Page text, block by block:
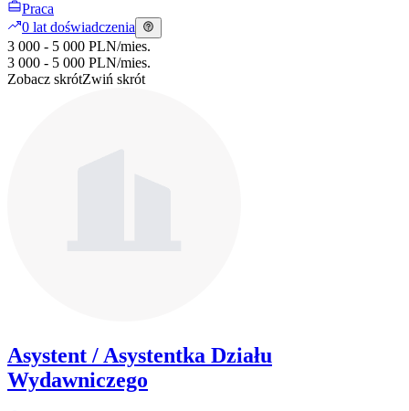
Praca
0 lat doświadczenia
3 000 - 5 000 PLN/mies.
3 000 - 5 000 PLN/mies.
Zobacz skrótZwiń skrót
Asystent / Asystentka Działu
Wydawniczego